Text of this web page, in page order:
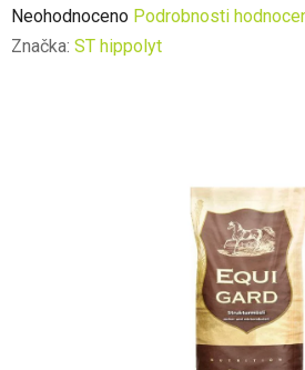
Průměrné
hodnocení
Neohodnoceno Podrobnosti
Značka: ST hippolyt